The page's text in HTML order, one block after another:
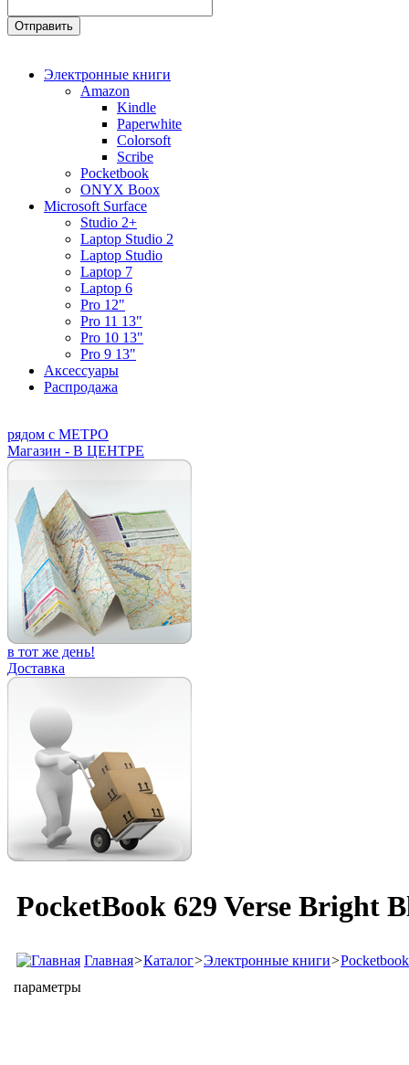
Электронные книги
Amazon
Kindle
Paperwhite
Colorsoft
Scribe
Pocketbook
ONYX Boox
Microsoft Surface
Studio 2+
Laptop Studio 2
Laptop Studio
Laptop 7
Laptop 6
Pro 12"
Pro 11 13"
Pro 10 13"
Pro 9 13"
Аксессуары
Распродажа
рядом с МЕТРО
Магазин - В ЦЕНТРЕ
в тот же день!
Доставка
PocketBook 629 Verse Bright
Главная>Каталог>Электронные книги>Pocketbook
параметры